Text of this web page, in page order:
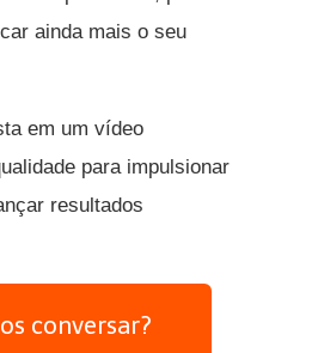
ainda mais o seu
em um vídeo
para impulsionar
resultados
conversar?